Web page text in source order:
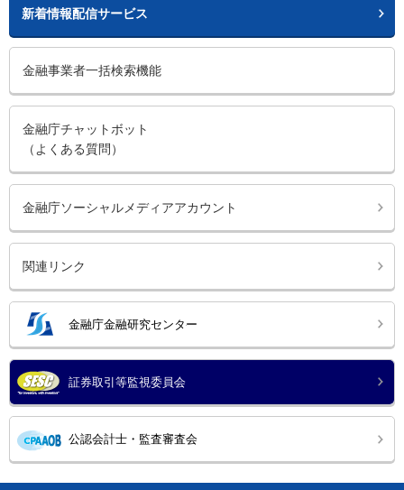
新着情報配信サービス
金融事業者一括検索機能
金融庁チャットボット
（よくある質問）
金融庁ソーシャルメディアアカウント
関連リンク
金融庁金融研究センター
証券取引等監視委員会
公認会計士・監査審査会